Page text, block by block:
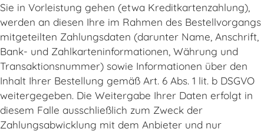
Sie in Vorleistung gehen (etwa Kreditkartenzahlung),
werden an diesen Ihre im Rahmen des Bestellvorgangs
mitgeteilten Zahlungsdaten (darunter Name, Anschrift,
Bank- und Zahlkarteninformationen, Währung und
Transaktionsnummer) sowie Informationen über den
Inhalt Ihrer Bestellung gemäß Art. 6 Abs. 1 lit. b DSGVO
weitergegeben. Die Weitergabe Ihrer Daten erfolgt in
diesem Falle ausschließlich zum Zweck der
Zahlungsabwicklung mit dem Anbieter und nur